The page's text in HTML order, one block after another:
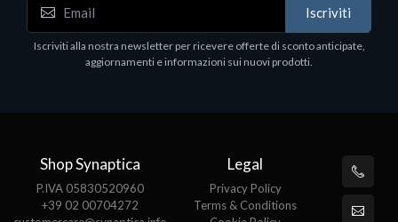
EPSON TABLET STAND, BLACK. Porta tablet
Epson, solido in metallo, orientabile in tre assi.
Adatto a tutti i tablet.
Iscriviti
Iscriviti alla nostra newsletter per ricevere offerte di sconto anticipate,
aggiornamenti e informazioni sui nuovi prodotti.
Shop Synaptica
P.IVA 05830520960
+39 02 00704272
Legal
Privacy Policy
Terms & Conditions